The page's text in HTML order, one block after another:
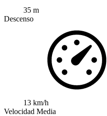
35 m
Descenso
13 km/h
Velocidad Media